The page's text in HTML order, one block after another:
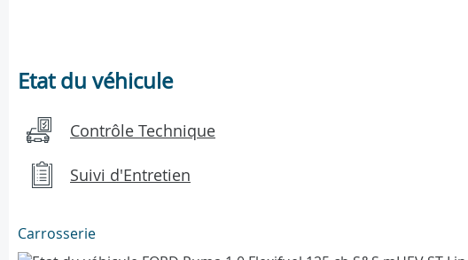
Etat du véhicule
Contrôle Technique
Suivi d'Entretien
Carrosserie